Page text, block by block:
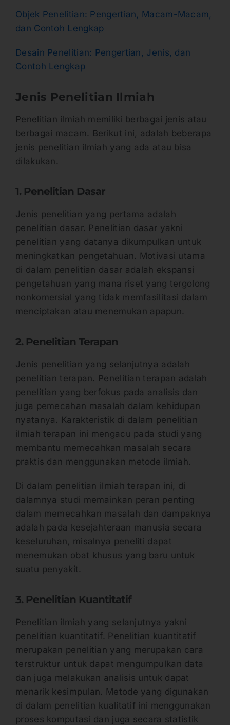
Objek Penelitian: Pengertian, Macam-Macam,
dan Contoh Lengkap
Desain Penelitian: Pengertian, Jenis, dan
Contoh Lengkap
Jenis Penelitian Ilmiah
Penelitian ilmiah memiliki berbagai jenis atau
berbagai macam. Berikut ini, adalah beberapa
jenis penelitian ilmiah yang ada atau bisa
dilakukan.
1. Penelitian Dasar
Jenis penelitian yang pertama adalah
penelitian dasar. Penelitian dasar yakni
penelitian yang datanya dikumpulkan untuk
meningkatkan pengetahuan. Motivasi utama
di dalam penelitian dasar adalah ekspansi
pengetahuan yang mana riset yang tergolong
nonkomersial yang tidak memfasilitasi dalam
menciptakan atau menemukan apapun.
2. Penelitian Terapan
Jenis penelitian yang selanjutnya adalah
penelitian terapan. Penelitian terapan adalah
penelitian yang berfokus pada analisis dan
juga pemecahan masalah dalam kehidupan
nyatanya. Karakteristik di dalam penelitian
ilmiah terapan ini mengacu pada studi yang
membantu memecahkan masalah secara
praktis dan menggunakan metode ilmiah.
Di dalam penelitian ilmiah terapan ini, di
dalamnya studi memainkan peran penting
dalam memecahkan masalah dan dampaknya
adalah pada kesejahteraan manusia secara
keseluruhan, misalnya peneliti dapat
menemukan obat khusus yang baru untuk
suatu penyakit.
3. Penelitian Kuantitatif
Penelitian ilmiah yang selanjutnya yakni
penelitian kuantitatif. Penelitian kuantitatif
merupakan penelitian yang merupakan cara
terstruktur untuk dapat mengumpulkan data
dan juga melakukan analisis untuk dapat
menarik kesimpulan. Metode yang digunakan
di dalam penelitian kualitatif ini menggunakan
proses komputasi dan juga secara statistik